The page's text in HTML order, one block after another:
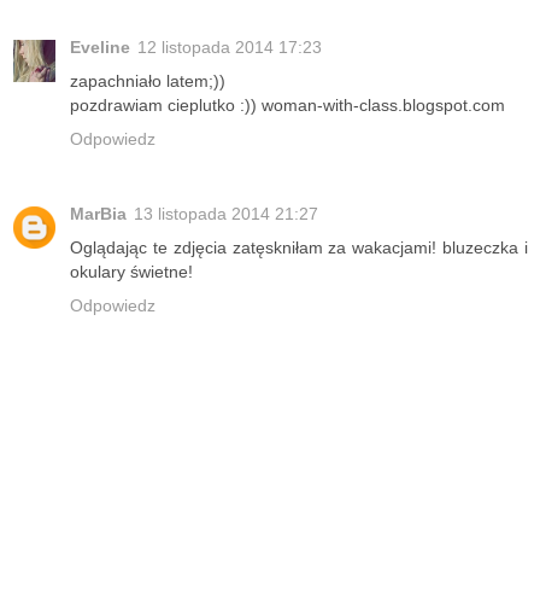
Eveline 12 listopada 2014 17:23
zapachniało latem;))
pozdrawiam cieplutko :)) woman-with-class.blogspot.com
Odpowiedz
MarBia 13 listopada 2014 21:27
Oglądając te zdjęcia zatęskniłam za wakacjami! bluzeczka i
okulary świetne!
Odpowiedz